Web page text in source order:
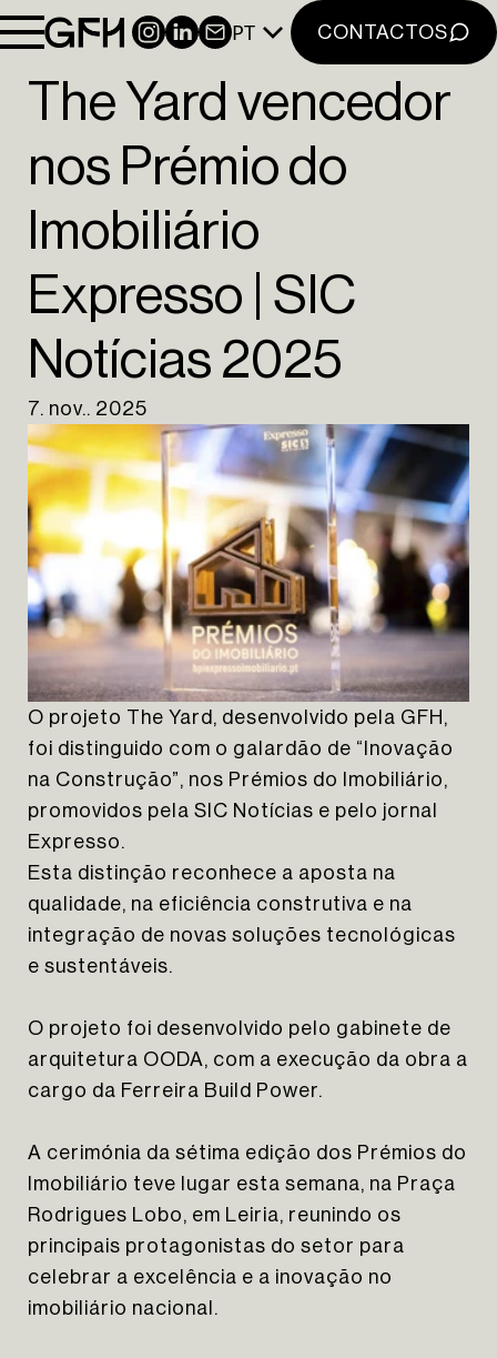
INSTAGRAM
LINKEDIN
NEWSLETTER
PT CONTACTOS
HOMEPAGE
SOBRE NÓS
NOTÍCIAS
CONTACTOS
INSTAGRAM
PT
The Yard vencedor
nos Prémio do
Imobiliário
Expresso | SIC
Notícias 2025
7. nov.. 2025
O projeto The Yard, desenvolvido pela GFH,
foi distinguido com o galardão de “Inovação
na Construção”, nos Prémios do Imobiliário,
promovidos pela SIC Notícias e pelo jornal
Expresso.
Esta distinção reconhece a aposta na
qualidade, na eficiência construtiva e na
integração de novas soluções tecnológicas
e sustentáveis.
O projeto foi desenvolvido pelo gabinete de
arquitetura OODA, com a execução da obra a
cargo da Ferreira Build Power.
A cerimónia da sétima edição dos Prémios do
Imobiliário teve lugar esta semana, na Praça
Rodrigues Lobo, em Leiria, reunindo os
principais protagonistas do setor para
celebrar a excelência e a inovação no
imobiliário nacional.